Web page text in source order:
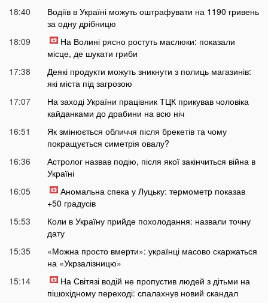
18:40
Водіїв в Україні можуть оштрафувати на 1190 гривень
за одну дрібницю
18:09
На Волині рясно ростуть маслюки: показали
місце, де шукати гриби
17:38
Деякі продукти можуть зникнути з полиць магазинів:
які міста під загрозою
17:07
На заході України працівник ТЦК прикував чоловіка
кайданками до драбини на всю ніч
16:51
Як змінюється обличчя після брекетів та чому
покращується симетрія овалу?
16:36
Астролог назвав подію, після якої закінчиться війна в
Україні
16:05
Аномальна спека у Луцьку: термометр показав
+50 градусів
15:53
Коли в Україну прийде похолодання: назвали точну
дату
15:35
«Можна просто вмерти»: українці масово скаржаться
на «Укрзалізницю»
15:14
На Світязі водій не пропустив людей з дітьми на
пішохідному переході: спалахнув новий скандал